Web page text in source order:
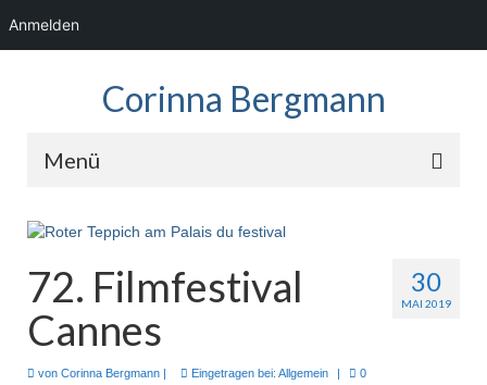
Anmelden
Corinna Bergmann
Menü
Fotos
Showreel
30
MAI 2019
72. Filmfestival
Cannes
von Corinna Bergmann Eingetragen bei: Allgemein 0